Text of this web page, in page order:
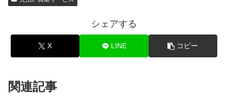
シェアする
X LINE コピー
関連記事